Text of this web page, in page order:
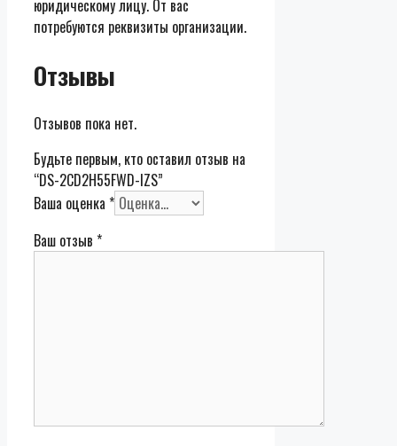
юридическому лицу. От вас
потребуются реквизиты организации.
Отзывы
Отзывов пока нет.
Будьте первым, кто оставил отзыв на
“DS-2CD2H55FWD-IZS”
Ваша оценка *
Ваш отзыв *